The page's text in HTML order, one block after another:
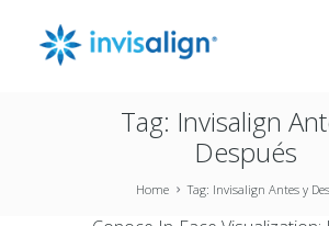
Tag: Invisalign
Después
Home Tag: Invisalign Antes y